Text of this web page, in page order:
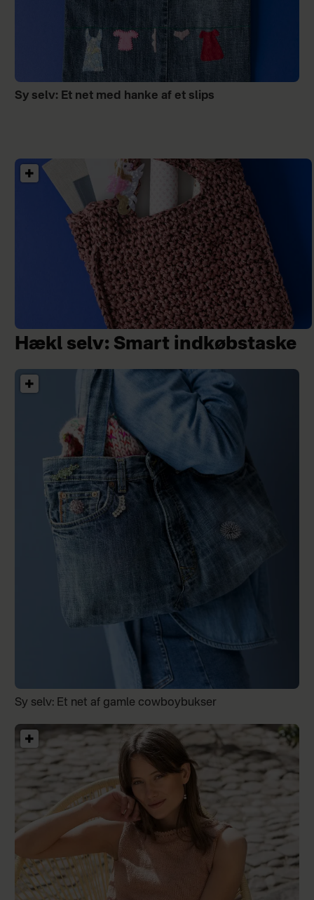
Sy selv: Et net med hanke af et slips
Hækl selv: Smart indkøbstaske
Sy selv: Et net af gamle cowboybukser